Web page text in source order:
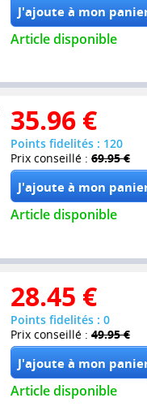
Article disponible
35.96 €
Points fidelités : 120
Prix conseillé : 69.95 €
Article disponible
28.45 €
Points fidelités : 0
Prix conseillé : 49.95 €
Article disponible